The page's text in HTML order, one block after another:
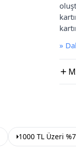
»
1000 TL Üzeri